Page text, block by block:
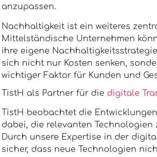
anzupassen.
Nachhaltigkeit ist ein weiteres
Mittelständische Unternehmen
ihre eigene
sich nicht nur Kosten senken,
wichtiger Faktor für Kunden und
TistH als Partner für die digitale
TistH beobachtet die
dabei, die relevanten
Durch unsere Expertise in der
sicher, dass neue Technologien